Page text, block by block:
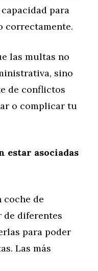
para
correctamente.
las multas no
sino
de conflictos
o complicar tu
estar asociadas
coche de
de diferentes
para poder
Las más